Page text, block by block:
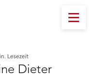
Dieter
Lesezeit